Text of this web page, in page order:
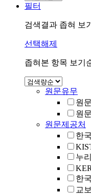
필터
검색결과 좁혀 보기
선택해제
좁혀본 항목 보기
원문유무
원
원
원문제공처
한
누
한
교